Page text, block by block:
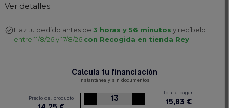
Ver detalles
Haz tu pedido antes de 3 horas y 56 minutos y recíbelo
entre 11/8/26 y 17/8/26 con Recogida en tienda Rey